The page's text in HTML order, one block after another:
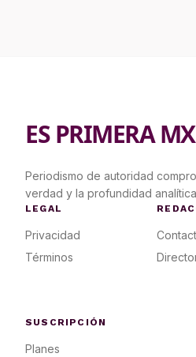
ES PRIMERA MX
Periodismo de autoridad
verdad y la profundidad
LEGAL
Privacidad
Términos
SUSCRIPCIÓN
Planes